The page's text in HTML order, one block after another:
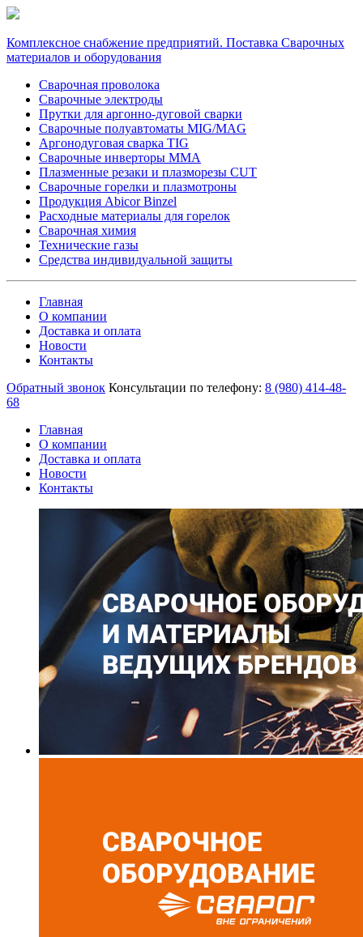
Комплексное снабжение предприятий. Поставка Сварочных
материалов и оборудования
Сварочная проволока
Сварочные электроды
Прутки для аргонно-дуговой сварки
Сварочные полуавтоматы MIG/MAG
Аргонодуговая сварка TIG
Сварочные инверторы MMA
Плазменные резаки и плазморезы CUT
Сварочные горелки и плазмотроны
Продукция Abicor Binzel
Расходные материалы для горелок
Сварочная химия
Технические газы
Средства индивидуальной защиты
Главная
О компании
Доставка и оплата
Новости
Контакты
Обратный звонок Консультации по телефону: 8 (980) 414-48-
68
Главная
О компании
Доставка и оплата
Новости
Контакты